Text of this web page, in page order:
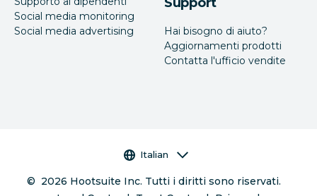
Social media monitoring
Social media advertising
Hai bisogno di aiuto?
Aggiornamenti prodotti
Contatta l'ufficio vendite
Selettore della lingua
Italian
© 2026 Hootsuite Inc. Tutti i diritti sono riservati.